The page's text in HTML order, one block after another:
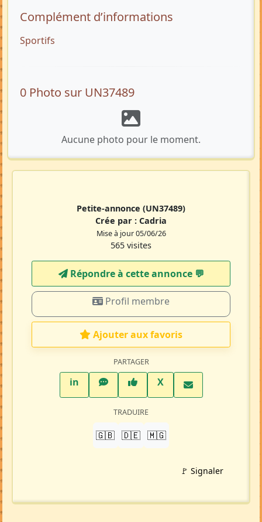
Complément d’informations
Sportifs
0 Photo sur UN37489
Aucune photo pour le moment.
Petite-annonce (UN37489)
Crée par : Cadria
Mise à jour 05/06/26
565 visites
Répondre à cette annonce 💬​
Profil membre
Ajouter aux favoris
PARTAGER
inLinkedInWhatsAppFacebook
XTwitter X
TRADUIRE
🇬🇧 🇩🇪 🇲🇬
🚩 Signaler